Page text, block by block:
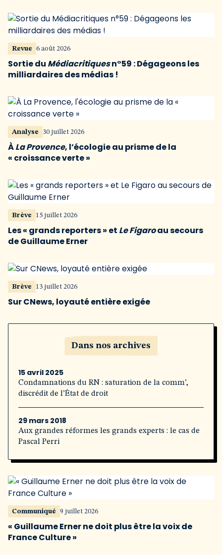
Revue 6 août 2026
Sortie du Médiacritiquesn°59 : Dégageons les
milliardaires des médias !
Analyse 30 juillet 2026
ÀLa Provence, l’écologie au prisme de la
« croissance verte »
Brève 15 juillet 2026
Les « grands reporters » et Le Figaroau secours
de Guillaume Erner
Brève 13 juillet 2026
Sur CNews, loyauté entière exigée
Dans nos archives
15 avril 2025
Condamnations du RN : saturation de la comm’,
discrédit de l’État de droit
29 mars 2018
Aux grandes réformes les grands experts : le cas de
Pascal Perri
Communiqué 9 juillet 2026
« Guillaume Erner ne doit plus être la voix de
France Culture »